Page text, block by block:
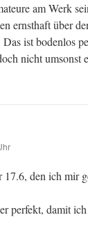
am Werk
ernsthaft über
ist bodenlos
nicht umsonst
den ich mir
perfekt, damit